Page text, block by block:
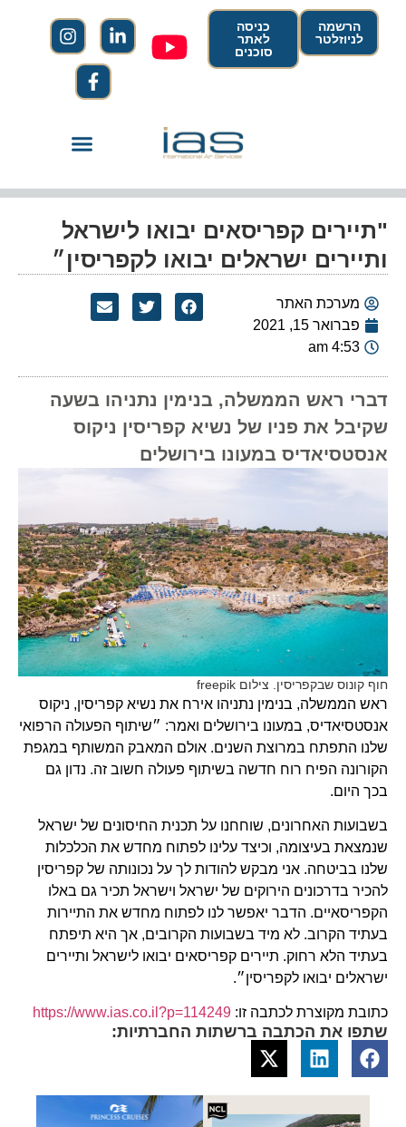
הרשמה
לניוזלטר
כניסה
לאתר
סוכנים
"תיירים קפריסאים יבואו לישראל
ותיירים ישראלים יבואו לקפריסין״
מערכת האתר
פברואר 15, 2021
4:53 am
דברי ראש הממשלה, בנימין נתניהו בשעה
שקיבל את פניו של נשיא קפריסין ניקוס
אנסטסיאדיס במעונו בירושלים
חוף קונוס שבקפריסין. צילום freepik
ראש הממשלה, בנימין נתניהו אירח את נשיא קפריסין, ניקוס
אנסטסיאדיס, במעונו בירושלים ואמר: ״שיתוף הפעולה הרפואי
שלנו התפתח במרוצת השנים. אולם המאבק המשותף במגפת
הקורונה הפיח רוח חדשה בשיתוף פעולה חשוב זה. נדון גם
בכך היום.
בשבועות האחרונים, שוחחנו על תכנית החיסונים של ישראל
שנמצאת בעיצומה, וכיצד עלינו לפתוח מחדש את הכלכלות
שלנו בביטחה. אני מבקש להודות לך על נכונותה של קפריסין
להכיר בדרכונים הירוקים של ישראל וישראל תכיר גם באלו
הקפריסאיים. הדבר יאפשר לנו לפתוח מחדש את התיירות
בעתיד הקרוב. לא מיד בשבועות הקרובים, אך היא תיפתח
בעתיד הלא רחוק. תיירים קפריסאים יבואו לישראל ותיירים
ישראלים יבואו לקפריסין״.
כתובת מקוצרת לכתבה זו: https://www.ias.co.il?p=114249
שתפו את הכתבה ברשתות החברתיות: